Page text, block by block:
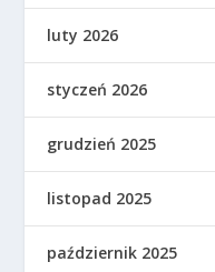
luty 2026
styczeń 2026
grudzień 2025
listopad 2025
październik 2025